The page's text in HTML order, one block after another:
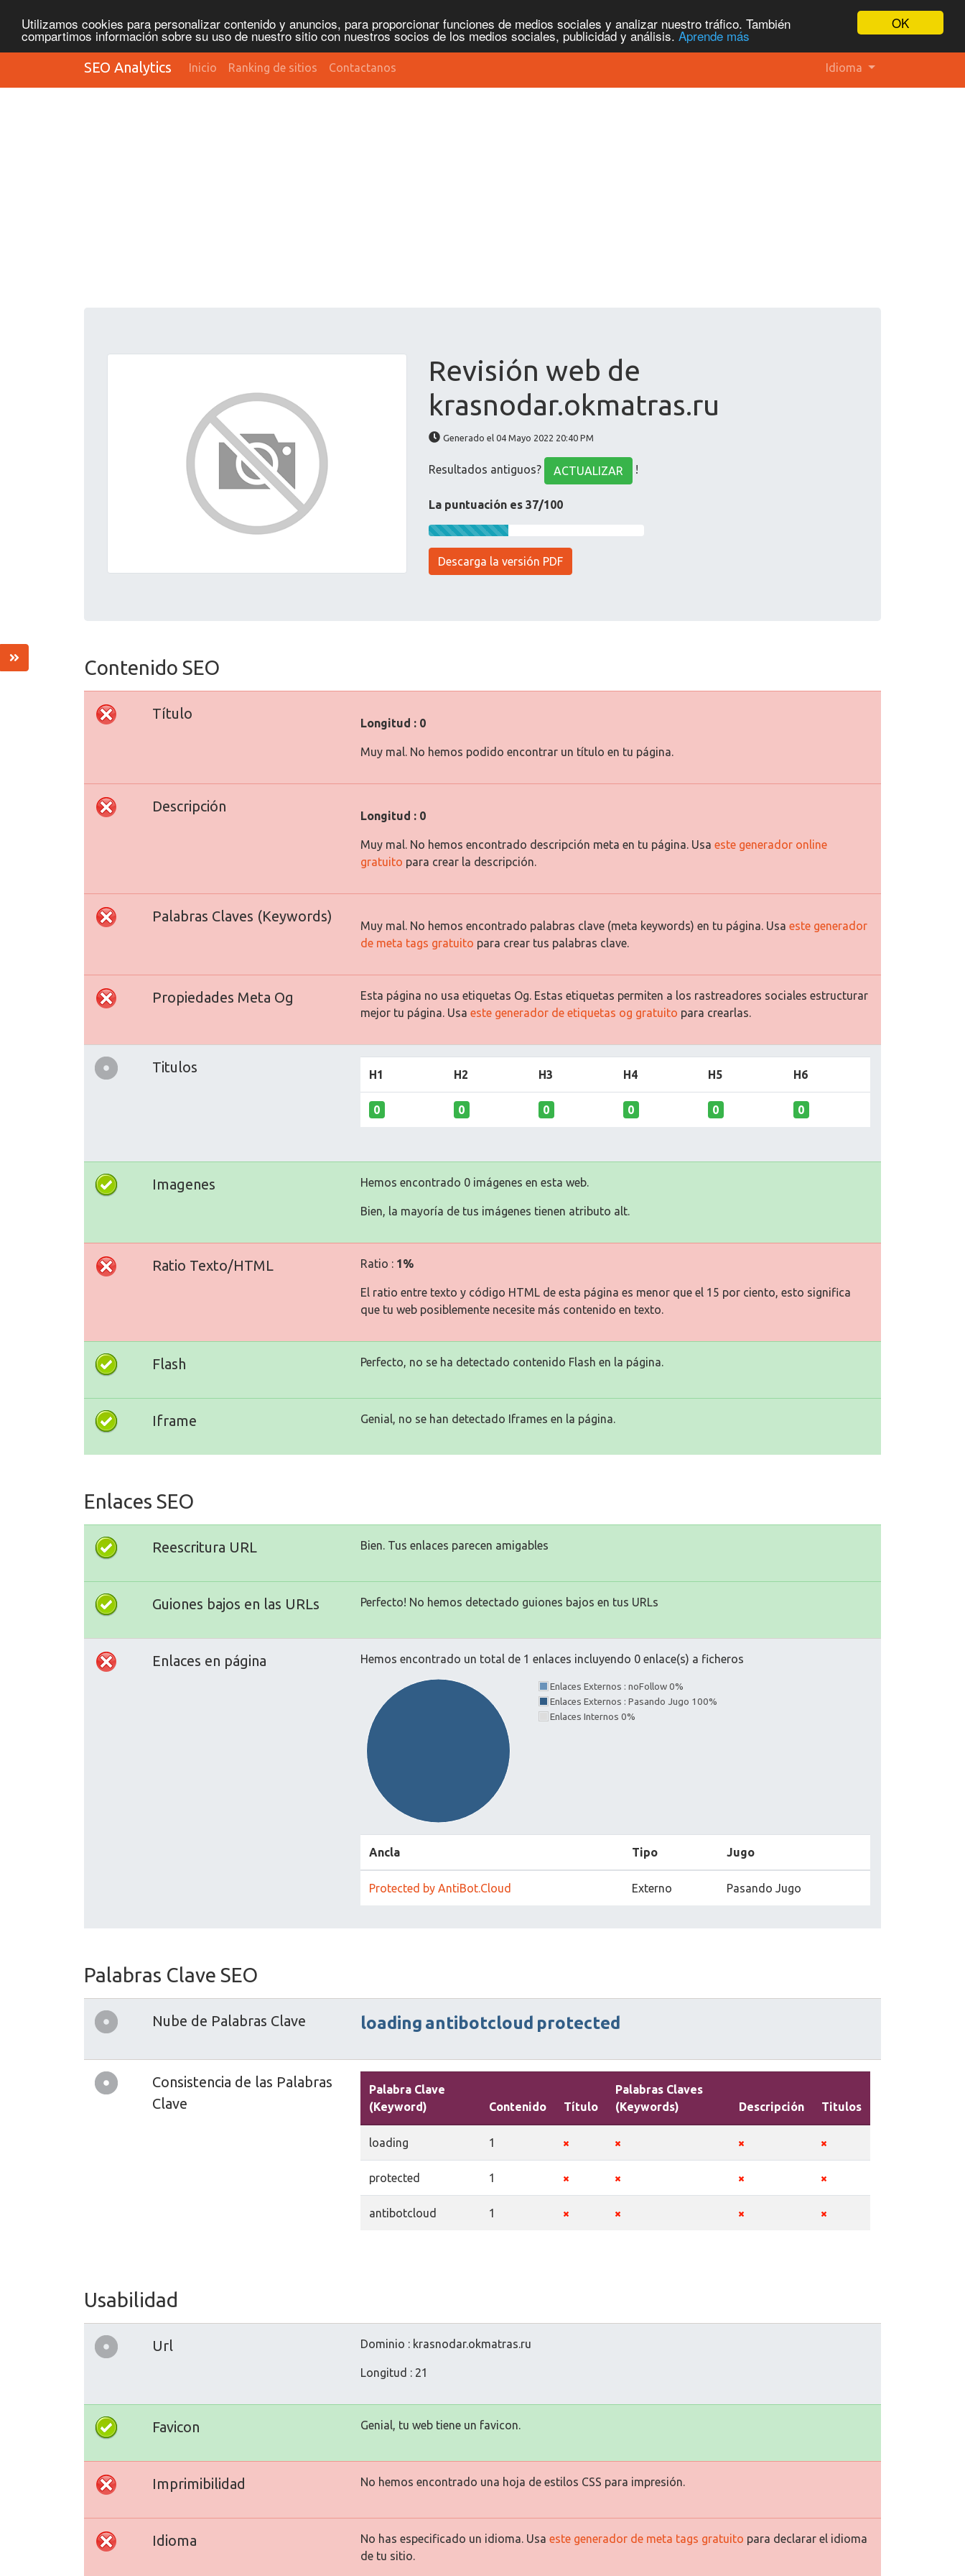
OK
Utilizamos cookies para personalizar contenido y anuncios, para proporcionar funciones de medios sociales y analizar nuestro tráfico. También
compartimos información sobre su uso de nuestro sitio con nuestros socios de los medios sociales, publicidad y análisis. Aprende más
SEO Analytics Inicio Ranking de sitios Contactanos Idioma
Revisión web de
krasnodar.okmatras.ru
Generado el 04 Mayo 2022 20:40 PM
Resultados antiguos? ACTUALIZAR !
La puntuación es 37/100
Descarga la versión PDF
Contenido SEO
Título
Longitud : 0
Muy mal. No hemos podido encontrar un título en tu página.
Descripción
Longitud : 0
Muy mal. No hemos encontrado descripción meta en tu página. Usa este generador online
gratuito para crear la descripción.
Palabras Claves (Keywords)
Muy mal. No hemos encontrado palabras clave (meta keywords) en tu página. Usa este generador
de meta tags gratuito para crear tus palabras clave.
Propiedades Meta Og
Esta página no usa etiquetas Og. Estas etiquetas permiten a los rastreadores sociales estructurar
mejor tu página. Usa este generador de etiquetas og gratuito para crearlas.
Titulos H1 H2 H3 H4 H5 H6
0 0 0 0 0 0
Imagenes Hemos encontrado 0 imágenes en esta web.
Bien, la mayoría de tus imágenes tienen atributo alt.
Ratio Texto/HTML Ratio : 1%
El ratio entre texto y código HTML de esta página es menor que el 15 por ciento, esto significa
que tu web posiblemente necesite más contenido en texto.
Flash Perfecto, no se ha detectado contenido Flash en la página.
Iframe Genial, no se han detectado Iframes en la página.
Enlaces SEO
Reescritura URL Bien. Tus enlaces parecen amigables
Guiones bajos en las URLs Perfecto! No hemos detectado guiones bajos en tus URLs
Enlaces en página Hemos encontrado un total de 1 enlaces incluyendo 0 enlace(s) a ficheros
Enlaces Externos : noFollow 0%
Enlaces Externos : Pasando Jugo 100%
Enlaces Internos 0%
Ancla Tipo Jugo
Protected by AntiBot.Cloud Externo Pasando Jugo
Palabras Clave SEO
Nube de Palabras Clave loading antibotcloud protected
Consistencia de las Palabras
Clave
Palabra Clave
(Keyword)
Contenido Título
Palabras Claves
(Keywords)
Descripción Titulos
loading 1
protected 1
antibotcloud 1
Usabilidad
Url Dominio : krasnodar.okmatras.ru
Longitud : 21
Favicon Genial, tu web tiene un favicon.
Imprimibilidad No hemos encontrado una hoja de estilos CSS para impresión.
Idioma No has especificado un idioma. Usa este generador de meta tags gratuito para declarar el idioma
de tu sitio.